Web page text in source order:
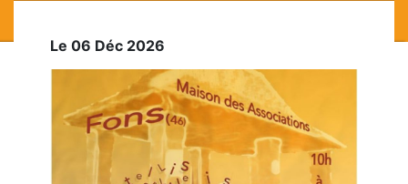
Le 06 Déc 2026